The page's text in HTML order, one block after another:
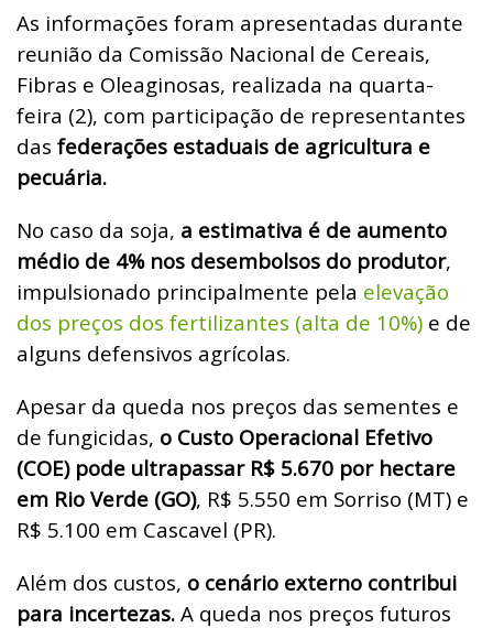
As informações foram apresentadas durante
reunião da Comissão Nacional de Cereais,
Fibras e Oleaginosas, realizada na quarta-
feira (2), com participação de representantes
das federações estaduais de agricultura e
pecuária.
No caso da soja, a estimativa é de aumento
médio de 4% nos desembolsos do produtor,
impulsionado principalmente pela elevação
dos preços dos fertilizantes (alta de 10%) e de
alguns defensivos agrícolas.
Apesar da queda nos preços das sementes e
de fungicidas, o Custo Operacional Efetivo
(COE) pode ultrapassar R$ 5.670 por hectare
em Rio Verde (GO), R$ 5.550 em Sorriso (MT) e
R$ 5.100 em Cascavel (PR).
Além dos custos, o cenário externo contribui
para incertezas. A queda nos preços futuros